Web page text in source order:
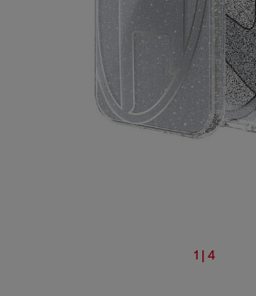
1 | 4